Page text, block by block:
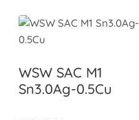
WSW SAC M1
Sn3.0Ag-0.5Cu